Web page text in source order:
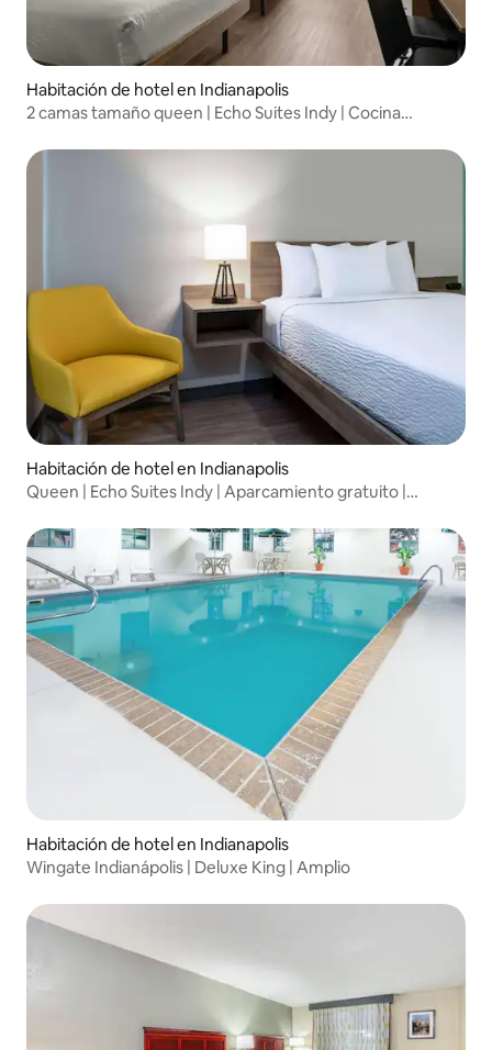
Habitación de hotel en Indianapolis
2 camas tamaño queen | Echo Suites Indy | Cocina
Habitación de hotel en Indianapolis
Queen | Echo Suites Indy | Aparcamiento gratuito |
Habitación de hotel en Indianapolis
Wingate Indianápolis | Deluxe King | Amplio